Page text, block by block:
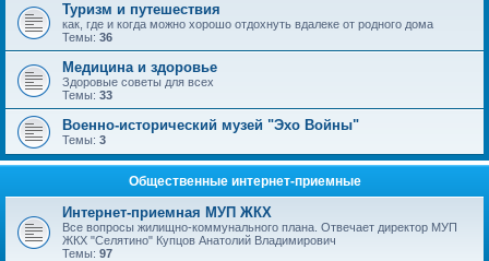
Туризм и путешествия
как, где и когда можно хорошо отдохнуть вдалеке от родного дома
Темы: 36
Медицина и здоровье
Здоровые советы для всех
Темы: 33
Военно-исторический музей "Эхо Войны"
Темы: 3
Общественные интернет-приемные
Интернет-приемная МУП ЖКХ
Все вопросы жилищно-коммунального плана. Отвечает директор МУП
ЖКХ "Селятино" Купцов Анатолий Владимирович
Темы: 97